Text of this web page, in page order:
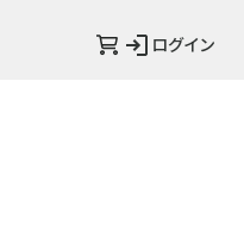
ログイン